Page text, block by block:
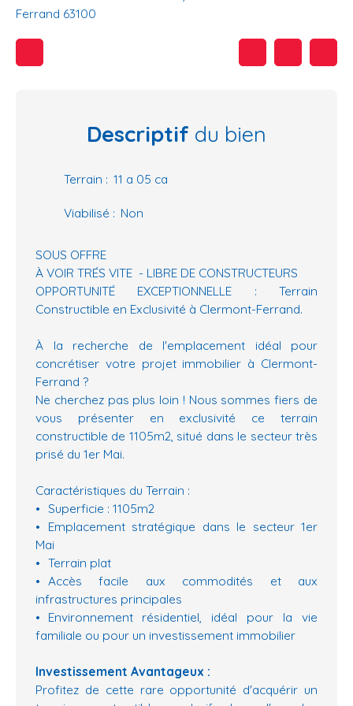
Ferrand 63100
Descriptif du bien
Terrain : 11 a 05 ca
Viabilisé : Non
SOUS OFFRE
À VOIR TRÉS VITE - LIBRE DE CONSTRUCTEURS
OPPORTUNITÉ EXCEPTIONNELLE : Terrain
Constructible en Exclusivité à Clermont-Ferrand.
À la recherche de l'emplacement idéal pour
concrétiser votre projet immobilier à Clermont-
Ferrand ?
Ne cherchez pas plus loin ! Nous sommes fiers de
vous présenter en exclusivité ce terrain
constructible de 1105m2, situé dans le secteur très
prisé du 1er Mai.
Caractéristiques du Terrain :
Superficie : 1105m2
Emplacement stratégique dans le secteur 1er
Mai
Terrain plat
Accès facile aux commodités et aux
infrastructures principales
Environnement résidentiel, idéal pour la vie
familiale ou pour un investissement immobilier
Investissement Avantageux :
Profitez de cette rare opportunité d'acquérir un